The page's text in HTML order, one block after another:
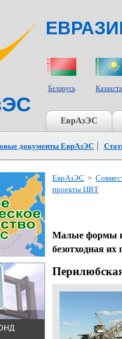
Беларусь
ЕврАзЭС
документы ЕврАзЭС
ЕврАзЭС >
проекты ЦВТ
Малые формы
безотходная их